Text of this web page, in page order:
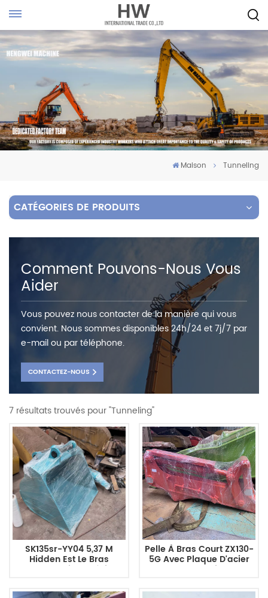
Maison Tunneling
CATÉGORIES DE PRODUITS
Comment Pouvons-Nous Vous
Aider
Vous pouvez nous contacter de la manière qui vous
convient. Nous sommes disponibles 24h/24 et 7j/7 par
e-mail ou par téléphone.
CONTACTEZ-NOUS
7 résultats trouvés pour "Tunneling"
SK135sr-YY04 5,37 M
Hidden Est Le Bras
D'excavatrice Spécial
Cylindre D'huile
Pelle À Bras Court ZX130-
5G Avec Plaque D'acier
De Protection